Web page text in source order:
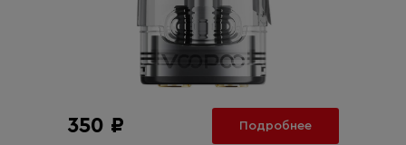
350 ₽ Подробнее